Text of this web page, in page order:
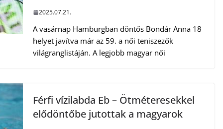
2025.07.21.
A vasárnap Hamburgban döntős Bondár Anna 18
helyet javítva már az 59. a női teniszezők
világranglistáján. A legjobb magyar női
Férfi vízilabda Eb – Ötméteresekkel
elődöntőbe jutottak a magyarok